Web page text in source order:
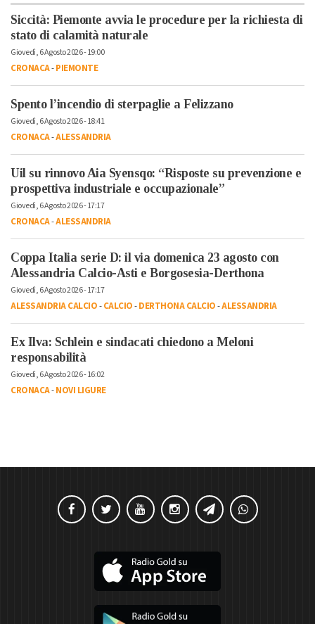
Siccità: Piemonte avvia le procedure per la richiesta di
stato di calamità naturale
Giovedì, 6 Agosto 2026 - 19:00
CRONACA-PIEMONTE
Spento l’incendio di sterpaglie a Felizzano
Giovedì, 6 Agosto 2026 - 18:41
CRONACA-ALESSANDRIA
Uil su rinnovo Aia Syensqo: “Risposte su prevenzione e
prospettiva industriale e occupazionale”
Giovedì, 6 Agosto 2026 - 17:17
CRONACA-ALESSANDRIA
Coppa Italia serie D: il via domenica 23 agosto con
Alessandria Calcio-Asti e Borgosesia-Derthona
Giovedì, 6 Agosto 2026 - 17:17
ALESSANDRIA CALCIO-CALCIO-DERTHONA CALCIO-ALESSANDRIA
Ex Ilva: Schlein e sindacati chiedono a Meloni
responsabilità
Giovedì, 6 Agosto 2026 - 16:02
CRONACA-NOVI LIGURE